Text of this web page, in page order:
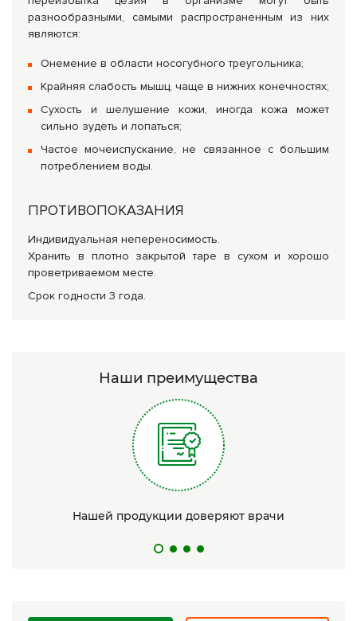
разнообразными, самыми распространенным из них
являются:
Онемение в области носогубного треугольника;
Крайняя слабость мышц, чаще в нижних конечностях;
Сухость и шелушение кожи, иногда кожа может
сильно зудеть и лопаться;
Частое мочеиспускание, не связанное с большим
потреблением воды.
ПРОТИВОПОКАЗАНИЯ
Индивидуальная непереносимость.
Хранить в плотно закрытой таре в сухом и хорошо
проветриваемом месте.
Срок годности 3 года.
Наши преимущества
Нашей продукции доверяют врачи